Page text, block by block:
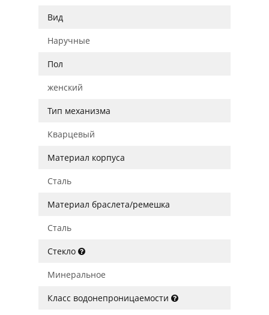
Вид
Наручные
Пол
женский
Тип механизма
Кварцевый
Материал корпуса
Сталь
Материал браслета/ремешка
Сталь
Стекло
Минеральное
Класс водонепроницаемости